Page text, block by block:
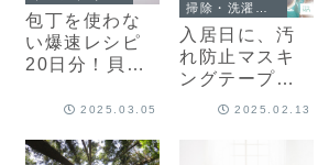
包丁を使わな
い爆速レシピ
20日分！貝印
ットがすご
2025.03.05
入居日に、汚
れ防止マスキ
ングテープ。
掃除が楽にな
2025.02.13